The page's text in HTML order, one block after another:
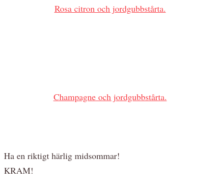
Rosa citron och jordgubbstårta.
Champagne och jordgubbstårta.
Ha en riktigt härlig midsommar!
KRAM!